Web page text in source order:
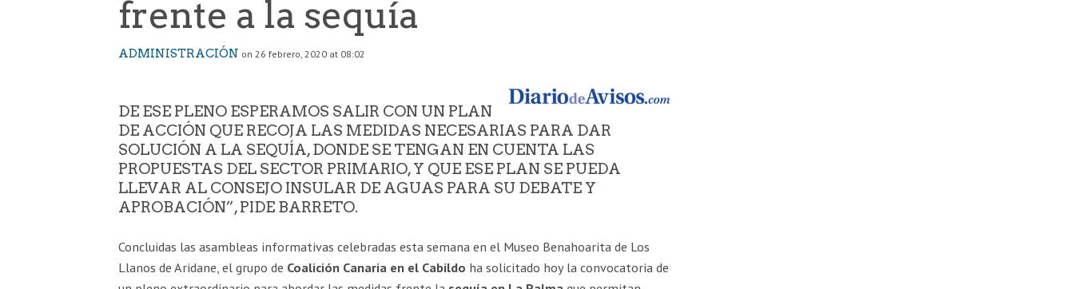
frente a la sequía
ADMINISTRACIÓN on 26 febrero, 2020 at 08:02
DE ESE PLENO ESPERAMOS SALIR CON UN PLAN
DE ACCIÓN QUE RECOJA LAS MEDIDAS NECESARIAS PARA DAR
SOLUCIÓN A LA SEQUÍA, DONDE SE TENGAN EN CUENTA LAS
PROPUESTAS DEL SECTOR PRIMARIO, Y QUE ESE PLAN SE PUEDA
LLEVAR AL CONSEJO INSULAR DE AGUAS PARA SU DEBATE Y
APROBACIÓN”, PIDE BARRETO.
Concluidas las asambleas informativas celebradas esta semana en el Museo Benahoarita de Los
Llanos de Aridane, el grupo de Coalición Canaria en el Cabildo ha solicitado hoy la convocatoria de